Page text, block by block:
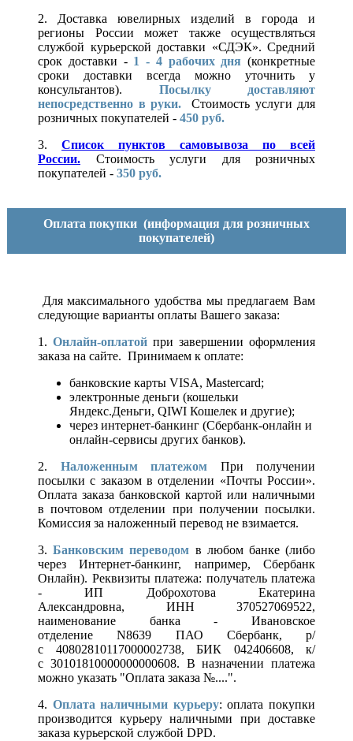
2. Доставка ювелирных изделий в города и
регионы России может также осуществляться
службой курьерской доставки «СДЭК». Средний
срок доставки - 1 - 4 рабочих дня (конкретные
сроки доставки всегда можно уточнить у
консультантов). Посылку доставляют
непосредственно в руки.
Стоимость услуги для
розничных покупателей - 450 руб.
3. Список пунктов самовывоза по всей
России.
Стоимость услуги для розничных
покупателей - 350 руб.
Оплата покупки (информация для розничных
покупателей)
Для максимального удобства мы предлагаем Вам
следующие варианты оплаты Вашего заказа:
1. Онлайн-оплатой при завершении оформления
заказа на сайте. Принимаем к оплате:
банковские карты VISA, Mastercard;
электронные деньги (кошельки
Яндекс.Деньги, QIWI Кошелек и другие);
через интернет-банкинг (Сбербанк-онлайн и
онлайн-сервисы других банков).
2. Наложенным платежом При получении
посылки с заказом в отделении «Почты России».
Оплата заказа банковской картой или наличными
в почтовом отделении при получении посылки.
Комиссия за наложенный перевод не взимается.
3.Банковским переводом в любом банке (либо
через Интернет-банкинг, например, Сбербанк
Онлайн). Реквизиты платежа: получатель платежа
- ИП Доброхотова Екатерина
Александровна, ИНН 370527069522,
наименование банка - Ивановское
отделение N8639 ПАО Сбербанк, р/
с 40802810117000002738, БИК 042406608, к/
с 30101810000000000608. В назначении платежа
можно указать "Оплата заказа №....".
4. Оплата наличными курьеру: оплата покупки
производится курьеру наличными при доставке
заказа курьерской службой DPD.